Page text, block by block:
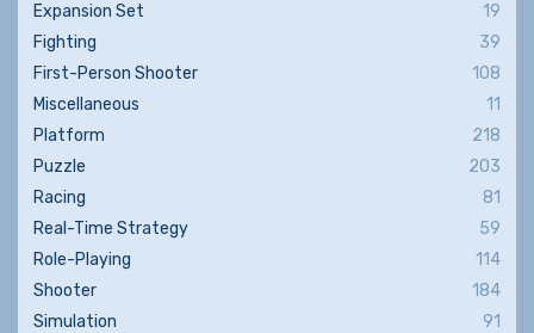
Expansion Set
19
Fighting
39
First-Person Shooter
108
Miscellaneous
11
Platform
218
Puzzle
203
Racing
81
Real-Time Strategy
59
Role-Playing
114
Shooter
184
Simulation
91